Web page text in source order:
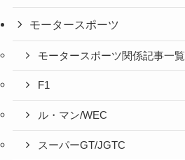
モータースポーツ
モータースポーツ関係記事一覧
F1
ル・マン/WEC
スーパーGT/JGTC